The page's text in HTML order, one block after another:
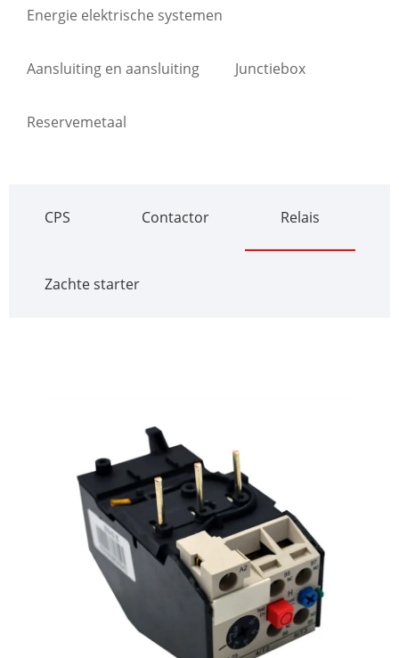
Energie elektrische systemen
Aansluiting en aansluiting Junctiebox
Reservemetaal
CPS Contactor Relais
Zachte starter